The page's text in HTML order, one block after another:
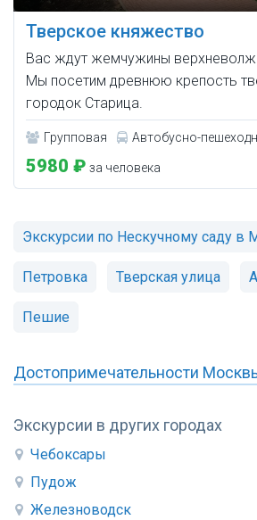
Экскурсии в других городах
Чебоксары
Пудож
Железноводск
Тверское княжество
Вас ждут жемчужины
Мы посетим древнюю крепость
городок Старица.
Групповая Автобусно-
5980 ₽ за человека
Экскурсии по Нескучному саду в
Петровка Тверская улица
Пешие
Достопримечательности